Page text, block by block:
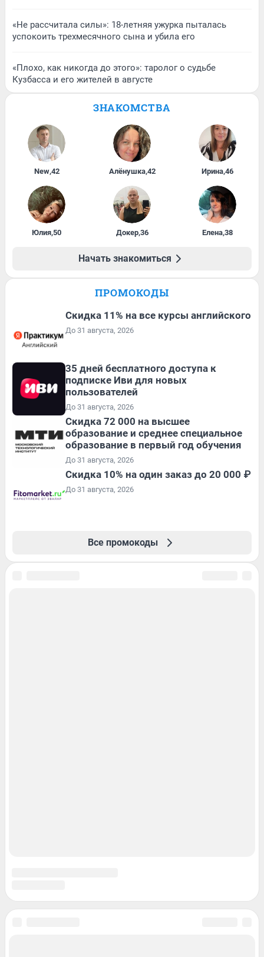
«Не рассчитала силы»: 18-летняя ужурка пыталась
успокоить трехмесячного сына и убила его
«Плохо, как никогда до этого»: таролог о судьбе
Кузбасса и его жителей в августе
ЗНАКОМСТВА
New,42 Алёнушка,42 Ирина,46
Юлия,50 Докер,36 Елена,38
Начать знакомиться
ПРОМОКОДЫ
Скидка 11% на все курсы английского
До 31 августа, 2026
35 дней бесплатного доступа к
подписке Иви для новых
пользователей
До 31 августа, 2026
Скидка 72 000 на высшее
образование и среднее специальное
образование в первый год обучения
До 31 августа, 2026
Скидка 10% на один заказ до 20 000 ₽
До 31 августа, 2026
Все промокоды